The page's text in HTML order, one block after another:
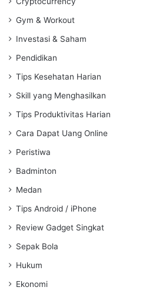
Gym & Workout
Investasi & Saham
Pendidikan
Tips Kesehatan Harian
Skill yang Menghasilkan
Tips Produktivitas Harian
Cara Dapat Uang Online
Peristiwa
Badminton
Medan
Tips Android / iPhone
Review Gadget Singkat
Sepak Bola
Hukum
Ekonomi